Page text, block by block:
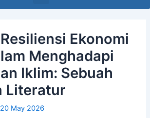
Ekonomi
Menghadapi
Iklim: Sebuah
Literatur
20 May 2026